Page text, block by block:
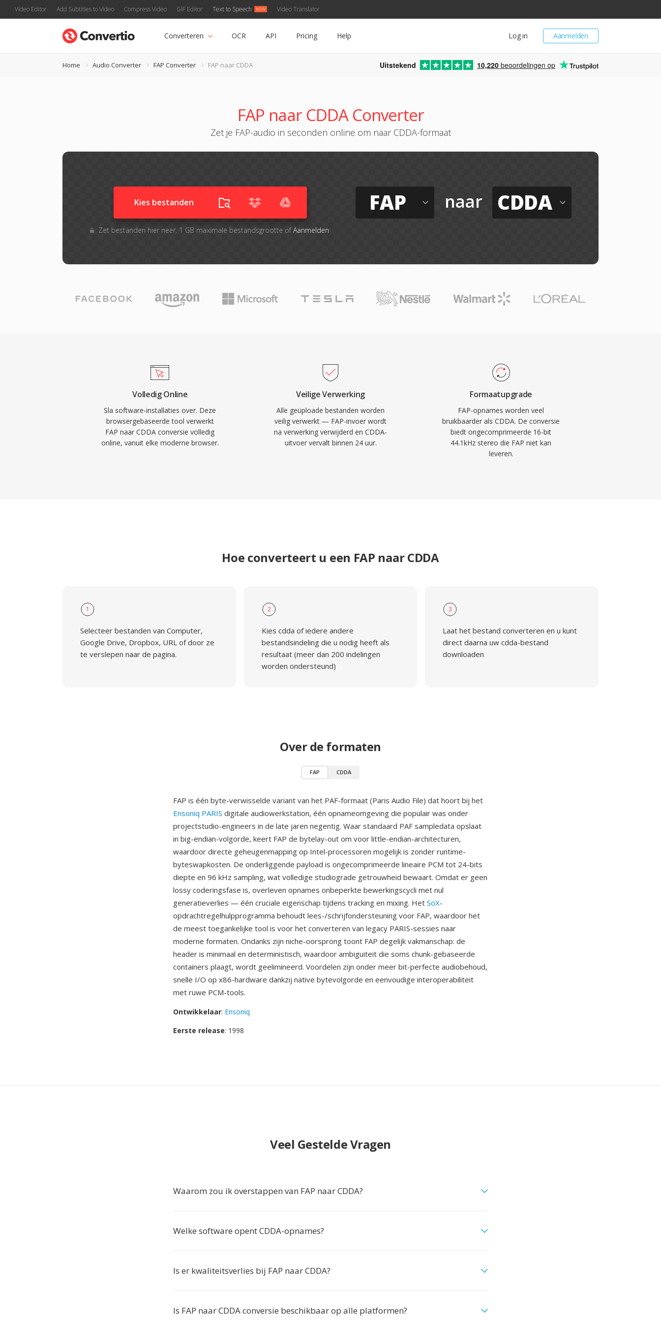
Video Editor Add Subtitles to Video Compress Video GIF Editor Text to Speech Video Translator
Aanmelden
Log in
Converteren OCR API Pricing Help
Home Audio Converter FAP Converter FAP naar CDDA Uitstekend 10,220 beoordelingen op
FAP naar CDDA Converter
Zet je FAP-audio in seconden online om naar CDDA-formaat
Kies bestanden
Zet bestanden hier neer. 1 GB maximale bestandsgrootte ofAanmelden
FAP naar CDDA
Volledig Online
Sla software-installaties over. Deze
browsergebaseerde tool verwerkt
FAP naar CDDA conversie volledig
online, vanuit elke moderne browser.
Veilige Verwerking
Alle geüploade bestanden worden
veilig verwerkt — FAP-invoer wordt
na verwerking verwijderd en CDDA-
uitvoer vervalt binnen 24 uur.
Formaatupgrade
FAP-opnames worden veel
bruikbaarder als CDDA. De conversie
biedt ongecomprimeerde 16-bit
44.1kHz stereo die FAP niet kan
leveren.
Hoe converteert u een FAP naar CDDA
1
Selecteer bestanden van Computer,
Google Drive, Dropbox, URL of door ze
te verslepen naar de pagina.
2
Kies cdda of iedere andere
bestandsindeling die u nodig heeft als
resultaat (meer dan 200 indelingen
worden ondersteund)
3
Laat het bestand converteren en u kunt
direct daarna uw cdda-bestand
downloaden
Over de formaten
FAP CDDA
FAP is één byte-verwisselde variant van het PAF-formaat (Paris Audio File) dat hoort bij het
Ensoniq PARIS digitale audiowerkstation, één opnameomgeving die populair was onder
projectstudio-engineers in de late jaren negentig. Waar standaard PAF sampledata opslaat
in big-endian-volgorde, keert FAP de bytelay-out om voor little-endian-architecturen,
waardoor directe geheugenmapping op Intel-processoren mogelijk is zonder runtime-
byteswapkosten. De onderliggende payload is ongecomprimeerde lineaire PCM tot 24-bits
diepte en 96 kHz sampling, wat volledige studiograde getrouwheid bewaart. Omdat er geen
lossy coderingsfase is, overleven opnames onbeperkte bewerkingscycli met nul
generatieverlies — één cruciale eigenschap tijdens tracking en mixing. Het SoX-
opdrachtregelhulpprogramma behoudt lees-/schrijfondersteuning voor FAP, waardoor het
de meest toegankelijke tool is voor het converteren van legacy PARIS-sessies naar
moderne formaten. Ondanks zijn niche-oorsprong toont FAP degelijk vakmanschap: de
header is minimaal en deterministisch, waardoor ambiguiteit die soms chunk-gebaseerde
containers plaagt, wordt geelimineerd. Voordelen zijn onder meer bit-perfecte audiobehoud,
snelle I/O op x86-hardware dankzij native bytevolgorde en eenvoudige interoperabiliteit
met ruwe PCM-tools.
Ontwikkelaar: Ensoniq
Eerste release: 1998
Veel Gestelde Vragen
Waarom zou ik overstappen van FAP naar CDDA?
Welke software opent CDDA-opnames?
Is er kwaliteitsverlies bij FAP naar CDDA?
Is FAP naar CDDA conversie beschikbaar op alle platformen?